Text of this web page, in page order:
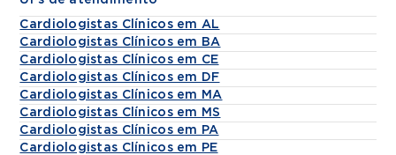
Cardiologistas Clínicos em AL
Cardiologistas Clínicos em BA
Cardiologistas Clínicos em CE
Cardiologistas Clínicos em DF
Cardiologistas Clínicos em MA
Cardiologistas Clínicos em MS
Cardiologistas Clínicos em PA
Cardiologistas Clínicos em PE